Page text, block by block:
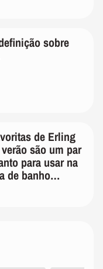
sobre
de Erling
são um par
para usar na
de banho